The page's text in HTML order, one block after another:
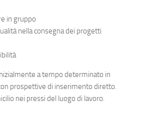
in gruppo
nella consegna dei progetti
a tempo determinato in
prospettive di inserimento diretto.
nei pressi del luogo di lavoro.